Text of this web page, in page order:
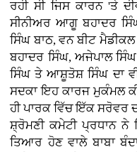
ਰਹੀ ਸੀ ਜਿਸ ਕਾਰਨ 'ਤੇ
ਸੀਨੀਅਰ ਆਗੂ ਬਹਾਦਰ
ਸਿੰਘ ਬਾਠ, ਵਨ ਬੀਟ
ਬਹਾਦਰ ਸਿੰਘ, ਅਜੇਪਾਲ
ਸਿੰਘ ਤੇ ਆਸ਼ੂਤੋਸ਼ ਸਿੰਘ ਦਾ
ਸਦਕਾ ਇਹ ਕਾਰਜ ਮੁਕੰਮਲ
ਹੀ ਪਾਰਕ ਵਿੱਚ ਇੱਕ ਸਰੋਵਰ
ਸ਼੍ਰੋਮਣੀ ਕਮੇਟੀ ਪ੍ਰਧਾਨ ਨੇ
ਤਿਆਰ ਹੋਣ ਵਾਲੇ ਬਾਬਾ